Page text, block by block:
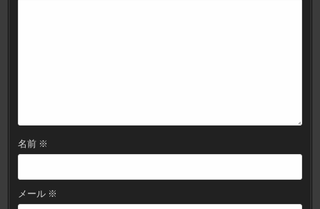
名前 ※
メール ※